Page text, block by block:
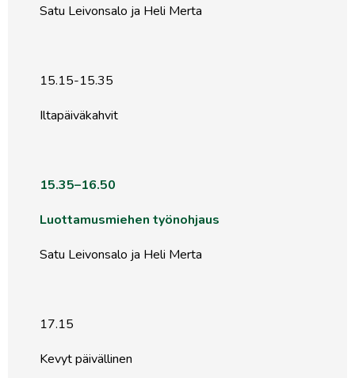
Satu Leivonsalo ja Heli Merta
15.15-15.35
Iltapäiväkahvit
15.35–16.50
Luottamusmiehen työnohjaus
Satu Leivonsalo ja Heli Merta
17.15
Kevyt päivällinen